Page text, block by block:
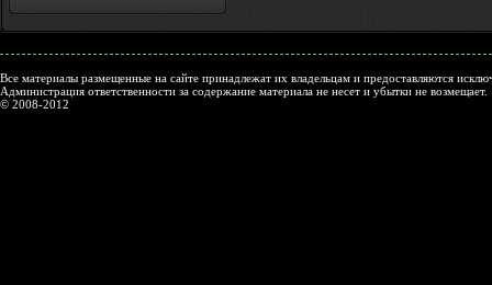
Все материалы размещенные на сайте принадлежат их владельцам и предоставляются
Администрация ответственности за содержание материала не несет и убытки не возмещает.
© 2008-2012